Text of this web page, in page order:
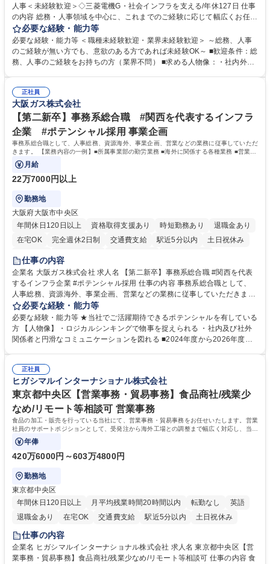
人事＜未経験歓迎＞◇三菱電機G・社会インフラを支える/年休127日 仕事
の内容 総務・人事領域を中心に、これまでのご経験に応じて幅広くお任せ
します。 ＜具体的には＞ ・総務/人事労務（給与・社保・勤怠管理など）
・採用・教育研修 ・福利厚生運用 など ※基本的には事務所勤務ですが、
採用や教育等の業務内容により、関西圏以外への日帰り・宿泊を伴う国内
出張もございます。 ※担当業務を持ちつつ、お互いに助け合いながら、総
必要な経験・能力等
必要な経験・能力等 ＜職種未経験歓迎・業界未経験歓迎＞ ～総務、人事
のご経験が無い方でも、意欲のある方であれば未経験OK～ ■歓迎条件：総
務、人事のご経験をお持ちの方（業界不問） ■求める人物像：・社内外の
正社員
大阪ガス株式会社
【第二新卒】事務系総合職 #関西を代表するインフラ
企業 #ポテンシャル採用 事業企画
事務系総合職として、人事総務、資源海外、事業企画、営業などの業務に従事していただ
きます。 【業務内容の一例】■所属事業部の勤労業務 ■海外に関係する各種業務 ■営業部
門の企画スタッフ、ルート営業
月給
22万7000円以上
勤務地
大阪府大阪市中央区
年間休日120日以上
資格取得支援あり 時短勤務あり
退職金あり
在宅OK
完全週休2日制 交通費支給 駅近5分以内
土日祝休み
服装自由
第二新卒歓迎
仕事の内容
企業名 大阪ガス株式会社 求人名 【第二新卒】事務系総合職 #関西を代表
するインフラ企業 #ポテンシャル採用 仕事の内容 事務系総合職として、
人事総務、資源海外、事業企画、営業などの業務に従事していただきま
す。 【業務内容の一例】■所属事業部の勤労業務 ■海外に関係する各種業
務 ■営業部門の企画スタッフ、ルート営業 【キャリアパス】入社後の配属
ポジションで一定期間ご活躍頂いた後、本人の適性及び将来のキャリアを
鑑みてジョブローテーションを行います。 【育成】OJTでの現場育成や研
表するインフラ企業 #ポテンシャル採用
必要な経験・能力等
必要な経験・能力等 ★当社でご活躍期待できるポテンシャルを有している
方 【人物像】・ロジカルシンキングで物事を捉えられる ・社内及び社外
関係者と円滑なコミュニケーションを図れる ■2024年度から2026年度ま
72.html ■エネルギーセキュリティの不安定化や気候変動による自然災害の
甚大化など、これまで以上に社会課題解決の重要性が高まっています。
「未来の日常」の創造に向けて持続可能な社会の実現に貢献してまいりま
す。 学歴・資格 学歴：大学院 大学 語学力： 資格：
正社員
ヒガシマルインターナショナル株式会社
東京都中央区【営業事務・貿易事務】食品商社/残業少
なめ/リモート等相談可 営業事務
食品の加工・販売を行っている当社にて、営業事務・貿易事務をお任せいたします。営業
社員のサポートポジションとして、受発注から海外工場との調整まで幅広く対応し、当社
事業の根幹を支えていただきます。
年俸
420万6000円～603万4800円
勤務地
東京都中央区
年間休日120日以上
月平均残業時間20時間以内 転勤なし
英語
退職金あり
在宅OK 交通費支給 駅近5分以内 土日祝休み
仕事の内容
企業名 ヒガシマルインターナショナル株式会社 求人名 東京都中央区【営
業事務・貿易事務】食品商社/残業少なめ/リモート等相談可 仕事の内容 食